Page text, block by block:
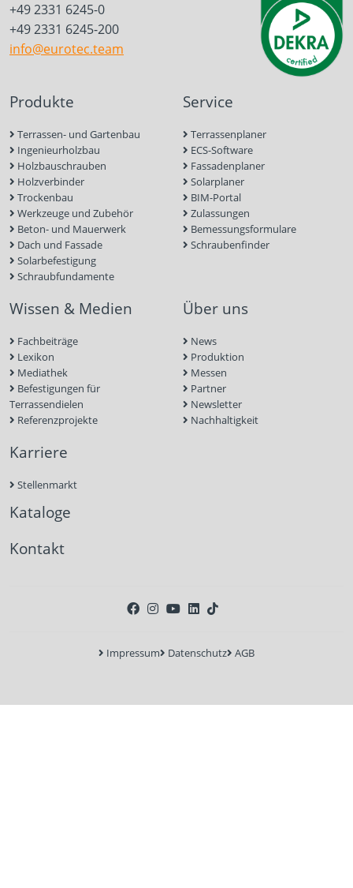
+49 2331 6245-0
+49 2331 6245-200
info@eurotec.team
Produkte
Terrassen- und Gartenbau
Ingenieurholzbau
Holzbauschrauben
Holzverbinder
Trockenbau
Werkzeuge und Zubehör
Beton- und Mauerwerk
Dach und Fassade
Solarbefestigung
Schraubfundamente
Service
Terrassenplaner
ECS-Software
Fassadenplaner
Solarplaner
BIM-Portal
Zulassungen
Bemessungsformulare
Schraubenfinder
Wissen & Medien
Fachbeiträge
Lexikon
Mediathek
Befestigungen für
Terrassendielen
Referenzprojekte
Über uns
News
Produktion
Messen
Partner
Newsletter
Nachhaltigkeit
Karriere
Stellenmarkt
Kataloge
Kontakt
Impressum Datenschutz AGB